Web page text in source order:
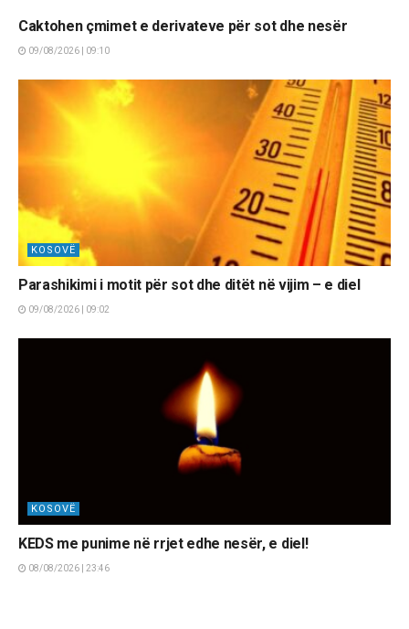
Caktohen çmimet e derivateve për sot dhe nesër
09/08/2026 | 09:10
KOSOVË
Parashikimi i motit për sot dhe ditët në vijim – e diel
09/08/2026 | 09:02
KOSOVË
KEDS me punime në rrjet edhe nesër, e diel!
08/08/2026 | 23:46